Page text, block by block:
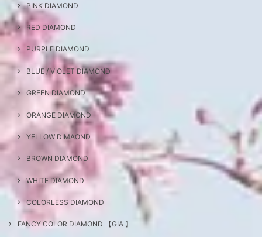
PINK DIAMOND
RED DIAMOND
PURPLE DIAMOND
BLUE / VIOLET DIAMOND
GREEN DIAMOND
ORANGE DIAMOND
YELLOW DIMAOND
BROWN DIAMOND
WHITE DIAMOND
COLORLESS DIAMOND
FANCY COLOR DIAMOND 【GIA 】